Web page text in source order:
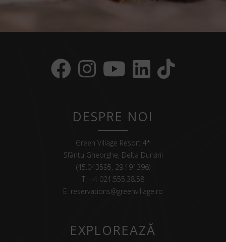
DESPRE NOI
Green Village Resort 4*
Sfântu Gheorghe, Delta Dunării
(45.043595, 29.191396)
T: +4 021.555.38.58
E: reservations@greenvillage.ro
EXPLOREAZĂ